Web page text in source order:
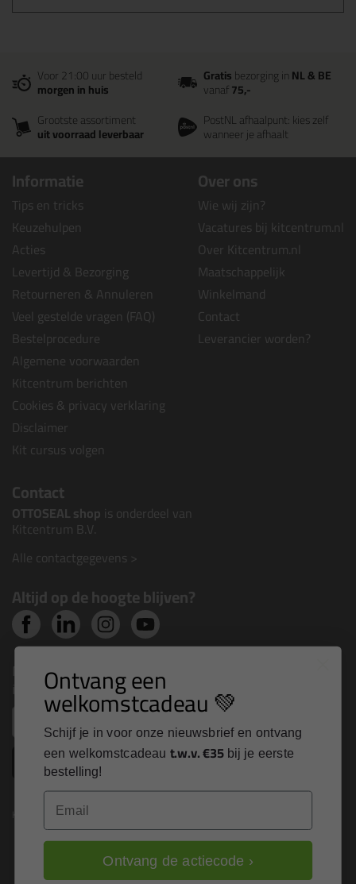
Voor 21:00 uur besteld
morgen in huis
Gratisbezorging inNL & BE
vanaf75,-
Grootste assortiment
uit voorraad leverbaar
PostNL afhaalpunt: kies zelf
wanneer je afhaalt
Informatie
Tips en tricks
Keuzehulpen
Acties
Levertijd & Bezorging
Retourneren & Annuleren
Veel gestelde vragen (FAQ)
Bestelprocedure
Algemene voorwaarden
Kitcentrum berichten
Cookies & privacy verklaring
Disclaimer
Kit cursus volgen
Over ons
Wie wij zijn?
Vacatures bij kitcentrum.nl
Over Kitcentrum.nl
Maatschappelijk
Winkelmand
Contact
Leverancier worden?
Contact
OTTOSEAL shop is onderdeel van
Kitcentrum B.V.
Alle contactgegevens >
Altijd op de hoogte blijven?
Nieuws, tips en exclusieve deals rechtstreeks in je
inbox
Inschrijven
Kitcentrum is trots op:
Ontvang een
welkomstcadeau 💚
Schijf je in voor onze nieuwsbrief en ontvang
een welkomstcadeau t.w.v. €35 bij je eerste
bestelling!
Email
Ontvang de actiecode ›